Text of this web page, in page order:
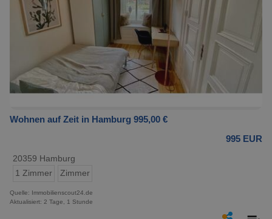
Wohnen auf Zeit in Hamburg 995,00 €
995 EUR
20359 Hamburg
1 Zimmer
Zimmer
Quelle: Immobilienscout24.de
Aktualisiert: 2 Tage, 1 Stunde